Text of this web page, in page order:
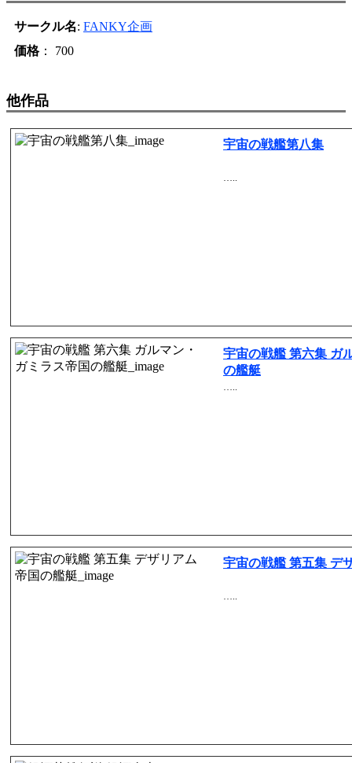
サークル名: FANKY企画
価格： 700
他作品
宇宙の戦艦第八集
…..
宇宙の戦艦 第六集 ガ
の艦艇
…..
宇宙の戦艦 第五集 デ
…..